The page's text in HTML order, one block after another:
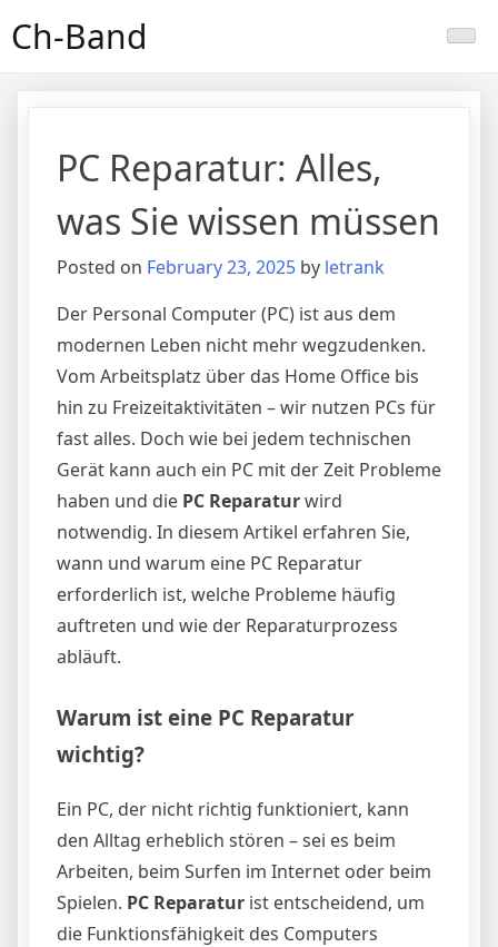
toCh-Band
PC Reparatur: Alles,
was Sie wissen müssen
Posted on February 23, 2025 by letrank
Der Personal Computer (PC) ist aus dem
modernen Leben nicht mehr wegzudenken.
Vom Arbeitsplatz über das Home Office bis
hin zu Freizeitaktivitäten – wir nutzen PCs für
fast alles. Doch wie bei jedem technischen
Gerät kann auch ein PC mit der Zeit Probleme
haben und die PC Reparaturwird
notwendig. In diesem Artikel erfahren Sie,
wann und warum eine PC Reparatur
erforderlich ist, welche Probleme häufig
auftreten und wie der Reparaturprozess
abläuft.
Warum ist eine PC Reparatur
wichtig?
Ein PC, der nicht richtig funktioniert, kann
den Alltag erheblich stören – sei es beim
Arbeiten, beim Surfen im Internet oder beim
Spielen. PC Reparatur ist entscheidend, um
die Funktionsfähigkeit des Computers